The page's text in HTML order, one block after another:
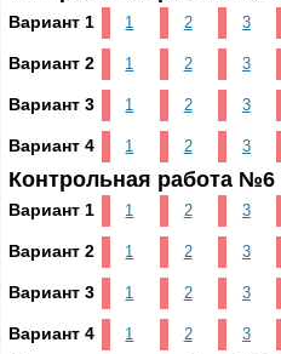
Вариант 1 1 2 3
Вариант 2 1 2 3
Вариант 3 1 2 3
Вариант 4 1 2 3
Контрольная работа №6
Вариант 1 1 2 3
Вариант 2 1 2 3
Вариант 3 1 2 3
Вариант 4 1 2 3